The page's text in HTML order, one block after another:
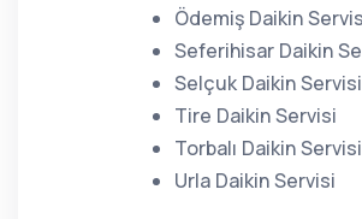
Ödemiş Daikin
Seferihisar Daikin
Selçuk Daikin Servisi
Tire Daikin Servisi
Torbalı Daikin Servisi
Urla Daikin Servisi